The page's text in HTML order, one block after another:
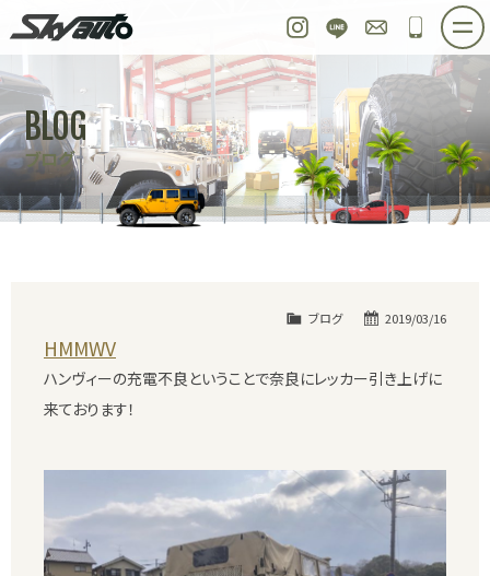
Instagram
LINE お問い合わせ
048-
ホーム 在庫車情報 ご購入プラン
整備作業実例 パーツ販売 買取＆オーダー
店舗紹介 工場紹介 会社概要
スタッフ紹介 求人情報 公式ブログ
BLOG
ブログ
2019/03/16
ブログ
HMMWV
ハンヴィーの充電不良ということで奈良にレッカー引き上げに
来ております！